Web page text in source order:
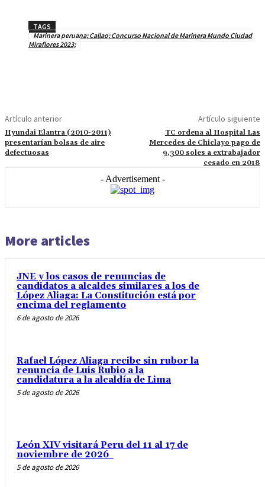
TAGS
Marinera peruana; Callao; Concurso Nacional de Marinera Mundo Ciudad
Miraflores 2023;
Artículo anterior
Hyundai Elantra (2010-2011)
presentarían bolsas de aire
defectuosas
Artículo siguiente
TC ordena al Hospital Las
Mercedes de Chiclayo pago de
9,300 soles a extrabajador
cesado en 2018
- Advertisement -
More articles
JNE y los casos de renuncias de
candidatos a alcaldes similares a los de
López Aliaga: La Constitución está por
encima del reglamento
6 de agosto de 2026
Rafael López Aliaga recibe sin rubor la
renuncia de Luis Rubio a la
candidatura a la alcaldía de Lima
5 de agosto de 2026
León XIV visitará Peru del 11 al 17 de
noviembre de 2026
5 de agosto de 2026